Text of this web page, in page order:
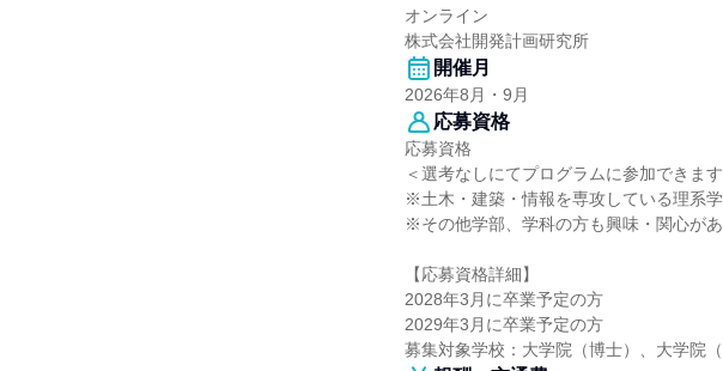
オンライン
株式会社開発計画研究所
開催月
2026年8月・9月
応募資格
応募資格
＜選考なしにてプログラムに参加できます
※土木・建築・情報を専攻している理系
※その他学部、学科の方も興味・関心が
【応募資格詳細】
2028年3月に卒業予定の方
2029年3月に卒業予定の方
募集対象学校：大学院（博士）、大学院